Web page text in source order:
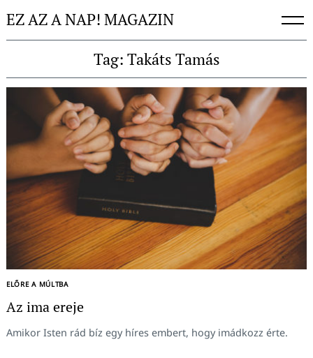
toEZ AZ A NAP! MAGAZIN
Tag: Takáts Tamás
ELŐRE A MÚLTBA
Az ima ereje
Amikor Isten rád bíz egy híres embert, hogy imádkozz érte.
Keresés: